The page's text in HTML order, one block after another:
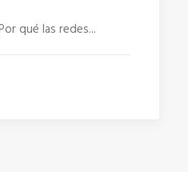
qué las redes...